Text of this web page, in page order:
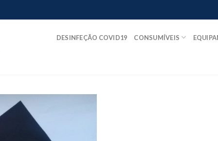
DESINFEÇÃO COVID19 CONSUMÍVEIS